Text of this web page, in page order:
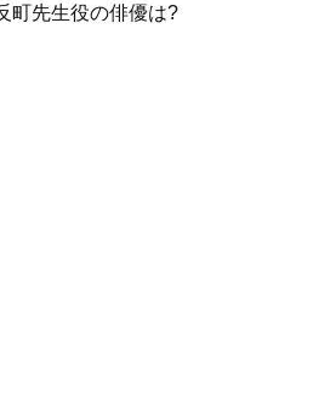
町先生役の俳優は?